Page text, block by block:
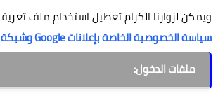
ويمكن لزوارنا الكرام تعطيل استخدام ملف
سياسة الخصوصية الخاصة بإعلانات Google وشبكة المحتوى
ملفات الدخول: